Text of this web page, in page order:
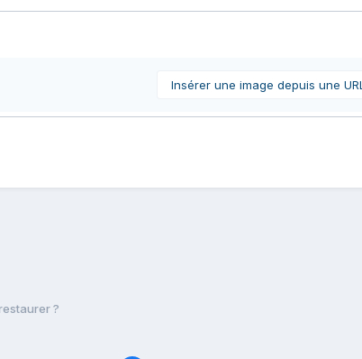
Insérer une image depuis une URL
?